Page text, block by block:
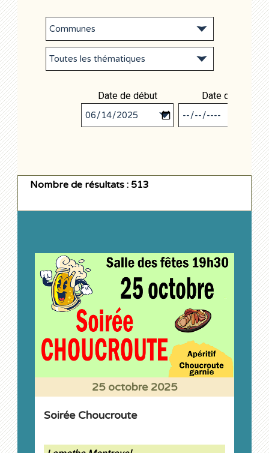
Date de début Date de fin
Nombre de résultats : 513
25 octobre 2025
Soirée Choucroute